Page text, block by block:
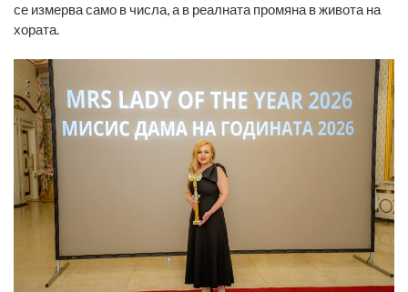
се измерва само в числа, а в реалната промяна в живота на
хората.